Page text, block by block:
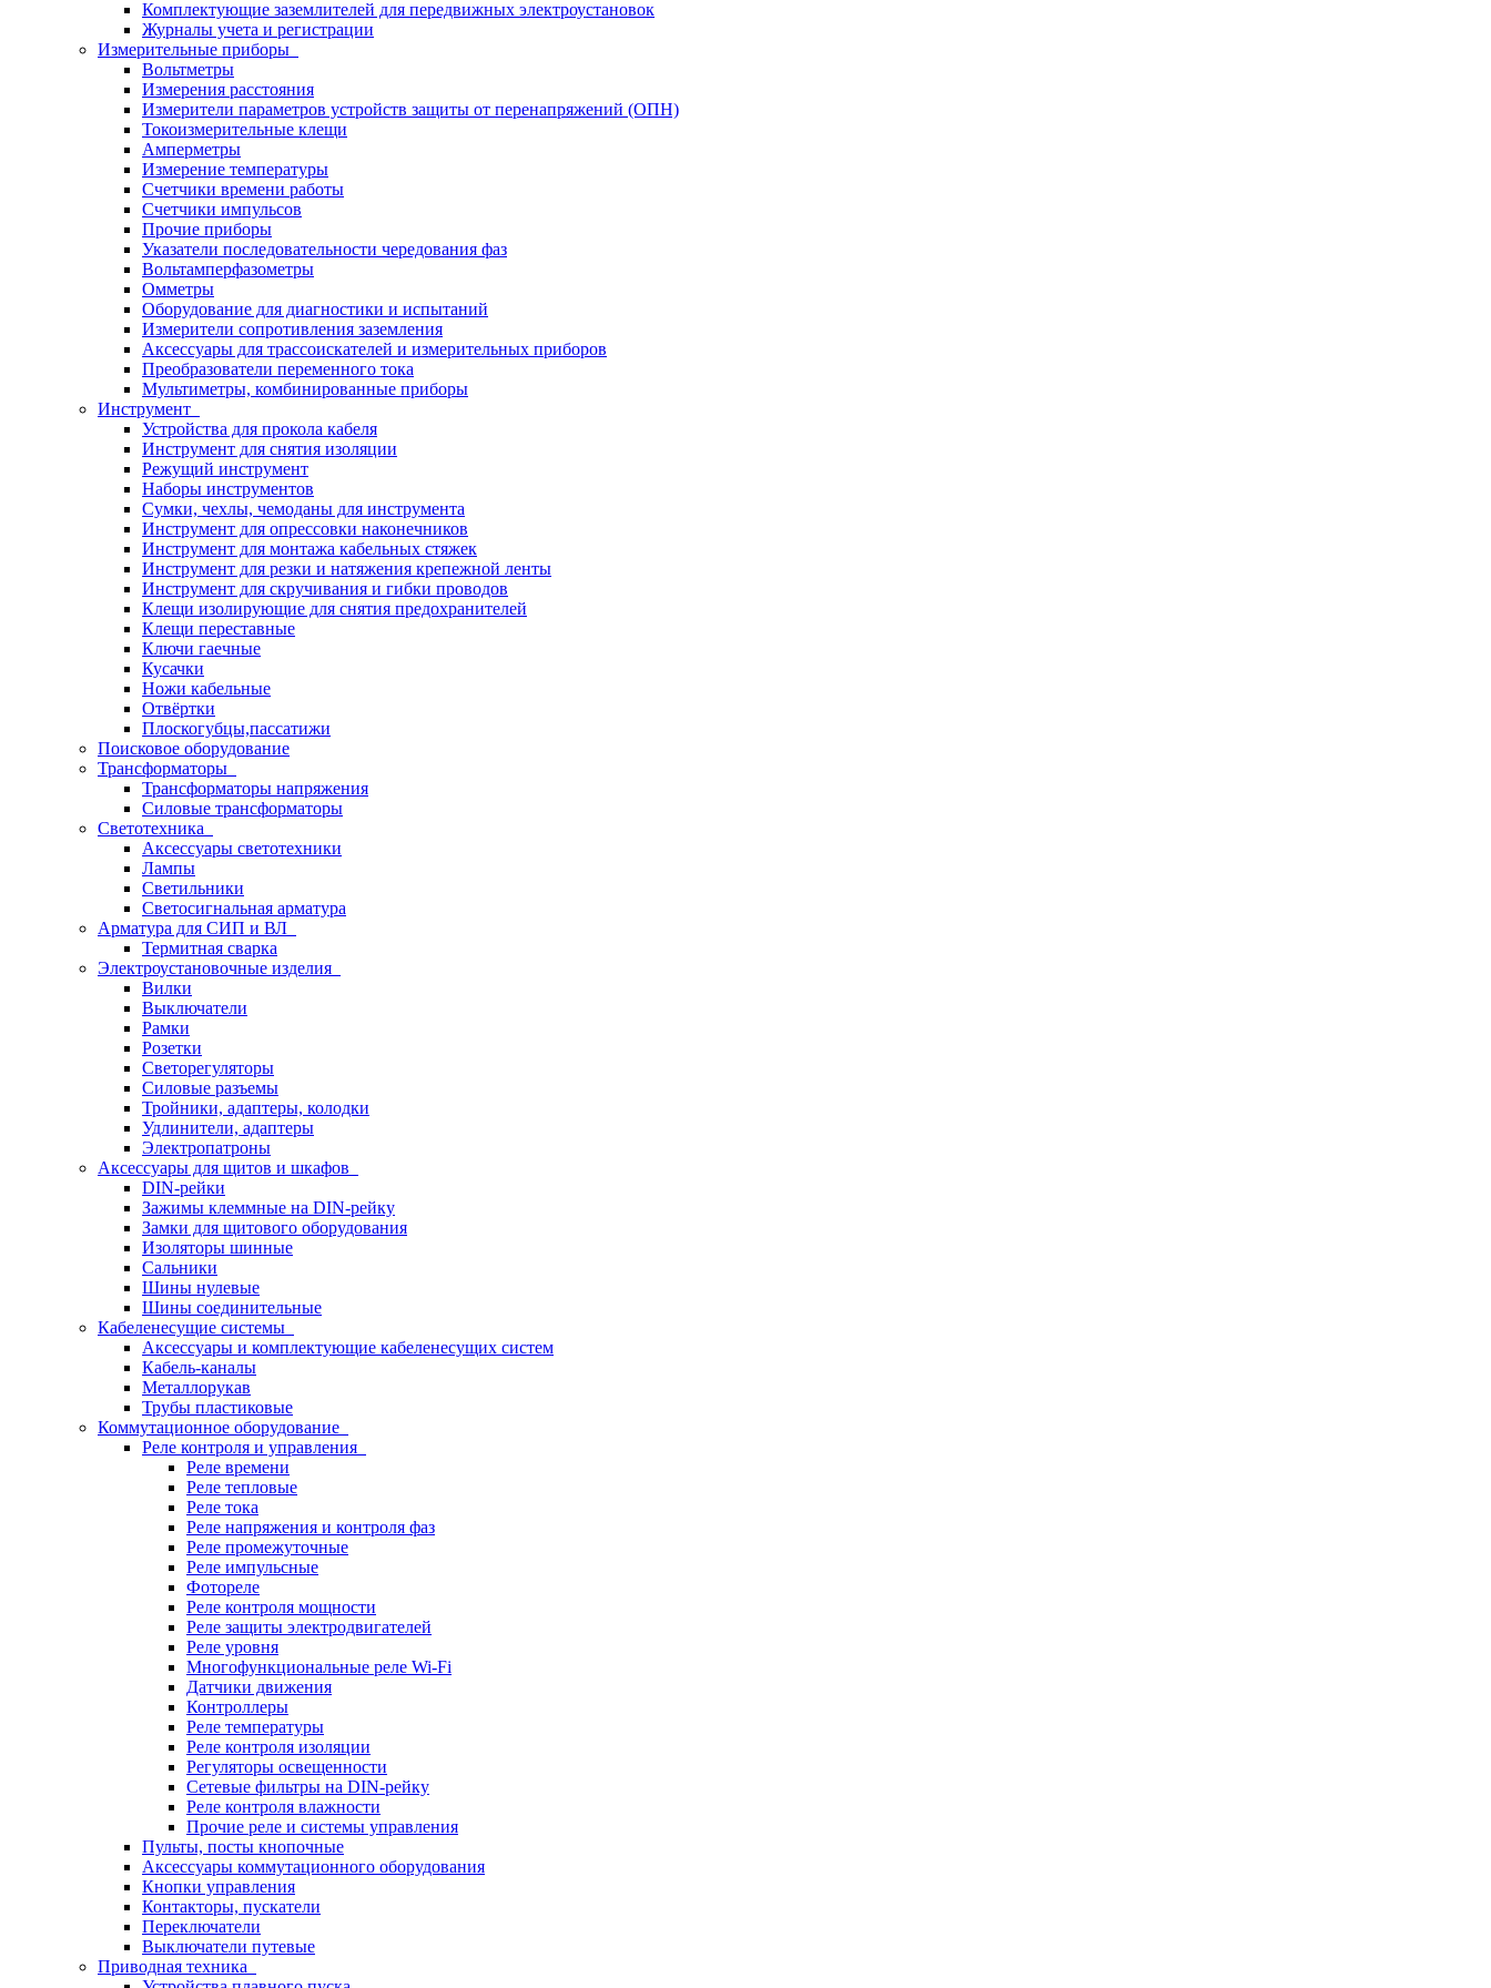
Комплектующие заземлителей для передвижных электроустановок
Журналы учета и регистрации
Измерительные приборы
Вольтметры
Измерения расстояния
Измерители параметров устройств защиты от перенапряжений (ОПН)
Токоизмерительные клещи
Амперметры
Измерение температуры
Счетчики времени работы
Счетчики импульсов
Прочие приборы
Указатели последовательности чередования фаз
Вольтамперфазометры
Омметры
Оборудование для диагностики и испытаний
Измерители сопротивления заземления
Аксессуары для трассоискателей и измерительных приборов
Преобразователи переменного тока
Мультиметры, комбинированные приборы
Инструмент
Устройства для прокола кабеля
Инструмент для снятия изоляции
Режущий инструмент
Наборы инструментов
Сумки, чехлы, чемоданы для инструмента
Инструмент для опрессовки наконечников
Инструмент для монтажа кабельных стяжек
Инструмент для резки и натяжения крепежной ленты
Инструмент для скручивания и гибки проводов
Клещи изолирующие для снятия предохранителей
Клещи переставные
Ключи гаечные
Кусачки
Ножи кабельные
Отвёртки
Плоскогубцы,пассатижи
Поисковое оборудование
Трансформаторы
Трансформаторы напряжения
Силовые трансформаторы
Светотехника
Аксессуары светотехники
Лампы
Светильники
Светосигнальная арматура
Арматура для СИП и ВЛ
Термитная сварка
Электроустановочные изделия
Вилки
Выключатели
Рамки
Розетки
Светорегуляторы
Силовые разъемы
Тройники, адаптеры, колодки
Удлинители, адаптеры
Электропатроны
Аксессуары для щитов и шкафов
DIN-рейки
Зажимы клеммные на DIN-рейку
Замки для щитового оборудования
Изоляторы шинные
Сальники
Шины нулевые
Шины соединительные
Кабеленесущие системы
Аксессуары и комплектующие кабеленесущих систем
Кабель-каналы
Металлорукав
Трубы пластиковые
Коммутационное оборудование
Реле контроля и управления
Реле времени
Реле тепловые
Реле тока
Реле напряжения и контроля фаз
Реле промежуточные
Реле импульсные
Фотореле
Реле контроля мощности
Реле защиты электродвигателей
Реле уровня
Многофункциональные реле Wi-Fi
Датчики движения
Контроллеры
Реле температуры
Реле контроля изоляции
Регуляторы освещенности
Сетевые фильтры на DIN-рейку
Реле контроля влажности
Прочие реле и системы управления
Пульты, посты кнопочные
Аксессуары коммутационного оборудования
Кнопки управления
Контакторы, пускатели
Переключатели
Выключатели путевые
Приводная техника